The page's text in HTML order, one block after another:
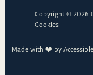
Copyright © 2026
Cookies
Made with ❤️ by